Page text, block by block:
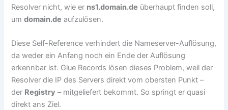
Resolver nicht, wie er ns1.domain.de überhaupt finden soll,
umdomain.de aufzulösen.
Diese Self-Reference verhindert die Nameserver-Auflösung,
da weder ein Anfang noch ein Ende der Auflösung
erkennbar ist. Glue Records lösen dieses Problem, weil der
Resolver die IP des Servers direkt vom obersten Punkt –
der Registry – mitgeliefert bekommt. So springt er quasi
direkt ans Ziel.